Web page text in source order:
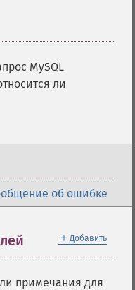
MySQL
ли
об ошибке
＋ Добавить
примечания для